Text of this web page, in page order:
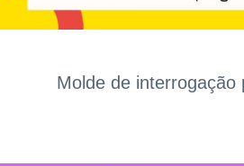
Molde de interrogação